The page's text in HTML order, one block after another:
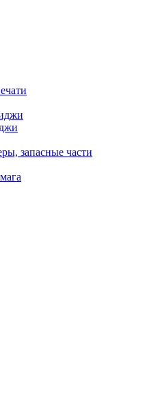
запасные части